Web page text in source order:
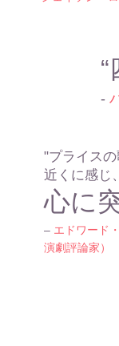
-
"プライス
近くに感じ
心に
– エドワード
演劇評論家）